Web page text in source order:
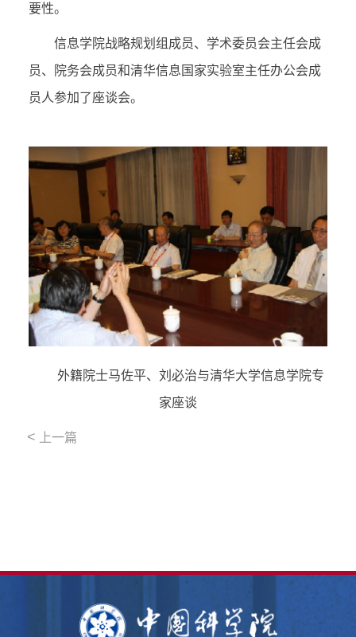
要性。
信息学院战略规划组成员、学术委员会主任会成
员、院务会成员和清华信息国家实验室主任办公会成
员人参加了座谈会。
外籍院士马佐平、刘必治与清华大学信息学院专
家座谈
< 上一篇